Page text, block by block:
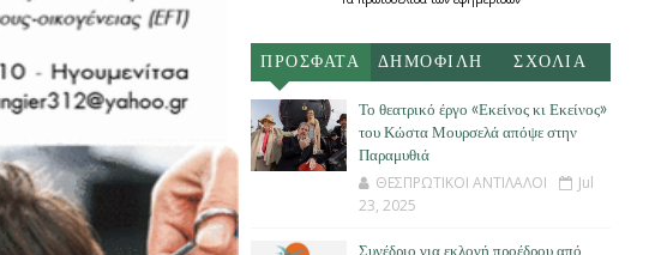
ΠΡΟΣΦΑΤΑ ΔΗΜΟΦΙΛΗ ΣΧΟΛΙΑ
Το θεατρικό έργο «Εκείνος κι Εκείνος»
του Κώστα Μουρσελά απόψε στην
Παραμυθιά
ΘΕΣΠΡΩΤΙΚΟΙ ΑΝΤΙΛΑΛΟΙ
Jul
23, 2025